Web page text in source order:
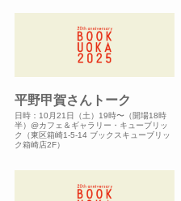
平野甲賀さんトーク
日時：10月21日（土）19時〜（開場18時
半）@カフェ＆ギャラリー・キューブリッ
ク（東区箱崎1-5-14 ブックスキューブリッ
ク箱崎店2F）